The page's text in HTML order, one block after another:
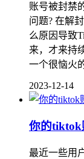
账号被封禁
问题? 在解
么原因导致
来，才来持
一个很恼火
2023-12-14
你的tiktok
最近一些用